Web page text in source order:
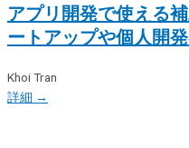
アプリ開発で使える
ートアップや個人開
Khoi Tran
詳細 →